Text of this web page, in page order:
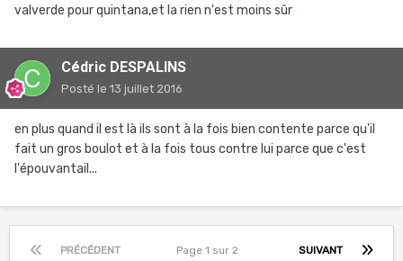
valverde pour quintana,et la rien n'est moins sûr
Cédric DESPALINS
Posté le 13 juillet 2016
en plus quand il est là ils sont à la fois bien contente parce qu'il
fait un gros boulot et à la fois tous contre lui parce que c'est
l'épouvantail...
PRÉCÉDENT SUIVANT
Page 1 sur 2